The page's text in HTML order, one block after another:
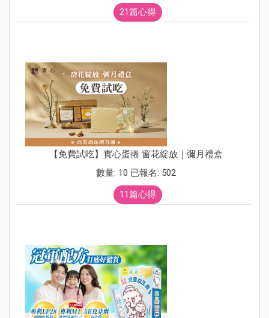
21篇心得
【免費試吃】實心蛋捲 窗花綻放｜彌月禮盒
數量: 10 已報名: 502
11篇心得